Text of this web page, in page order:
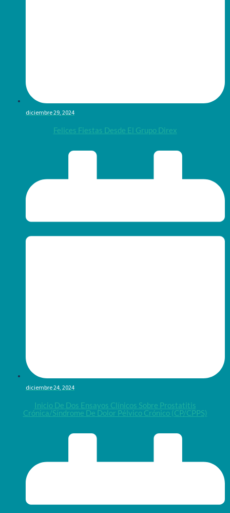
diciembre 29, 2024
Felices Fiestas Desde El Grupo Direx
diciembre 24, 2024
Inicio De Dos Ensayos Clínicos Sobre Prostatitis
Crónica/síndrome De Dolor Pélvico Crónico (CP/CPPS)